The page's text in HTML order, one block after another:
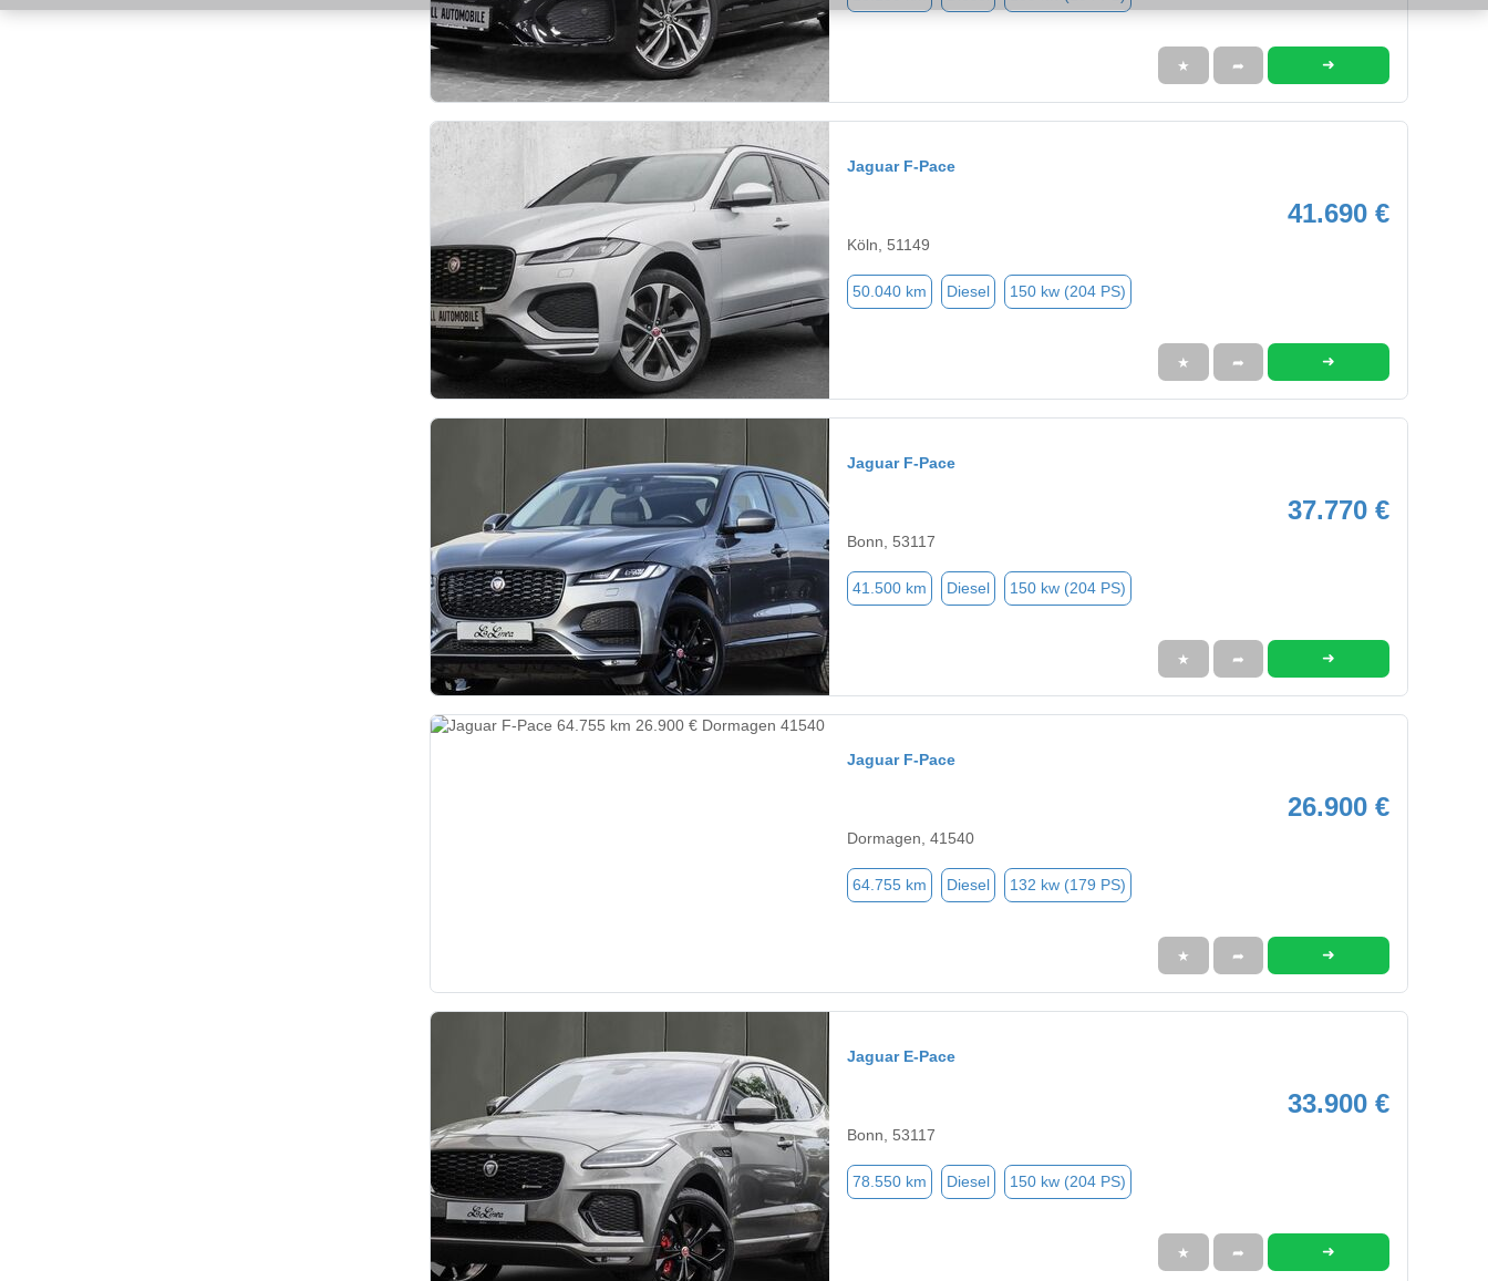
★ ➦ ➜
Jaguar F-Pace
41.690 €
Köln, 51149
50.040 km Diesel 150 kw (204 PS)
★ ➦ ➜
Jaguar F-Pace
37.770 €
Bonn, 53117
41.500 km Diesel 150 kw (204 PS)
★ ➦ ➜
Jaguar F-Pace
26.900 €
Dormagen, 41540
64.755 km Diesel 132 kw (179 PS)
★ ➦ ➜
Jaguar E-Pace
33.900 €
Bonn, 53117
78.550 km Diesel 150 kw (204 PS)
★ ➦ ➜